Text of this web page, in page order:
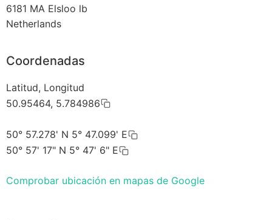
6181 MA Elsloo lb
Netherlands
Coordenadas
Latitud, Longitud
50.95464, 5.784986
50° 57.278' N 5° 47.099' E
50° 57' 17" N 5° 47' 6" E
Comprobar ubicación en mapas de Google